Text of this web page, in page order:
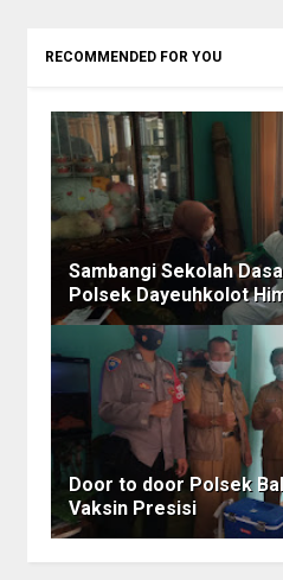
RECOMMENDED FOR YOU
Sambangi Sekolah
Polsek Dayeuhkolot
Door to door Polsek
Vaksin Presisi